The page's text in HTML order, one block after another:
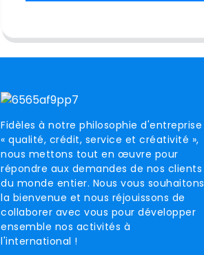
Fidèles à notre philosophie d'entreprise
« qualité, crédit, service et créativité »,
nous mettons tout en œuvre pour
répondre aux demandes de nos clients
du monde entier. Nous vous souhaitons
la bienvenue et nous réjouissons de
collaborer avec vous pour développer
ensemble nos activités à
l'international !